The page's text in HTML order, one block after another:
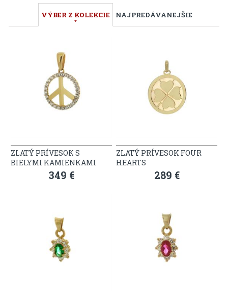
VÝBER Z KOLEKCIE NAJPREDÁVANEJŠIE
ZLATÝ PRÍVESOK S
BIELYMI KAMIENKAMI
349 €
ZLATÝ PRÍVESOK FOUR
HEARTS
289 €